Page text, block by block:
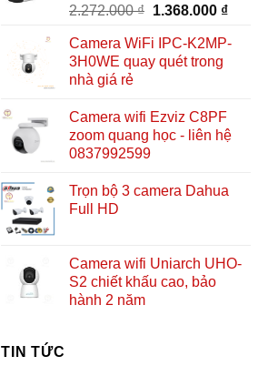
2.272.000₫ Giá
là:
2.272.000 ₫.
1.368.000 ₫Giá
tại
Camera WiFi IPC-K2MP-
3H0WE quay quét trong
nhà giá rẻ
Camera wifi Ezviz C8PF
zoom quang học - liên hệ
0837992599
Trọn bộ 3 camera Dahua
Full HD
Camera wifi Uniarch UHO-
S2 chiết khấu cao, bảo
hành 2 năm
TIN TỨC